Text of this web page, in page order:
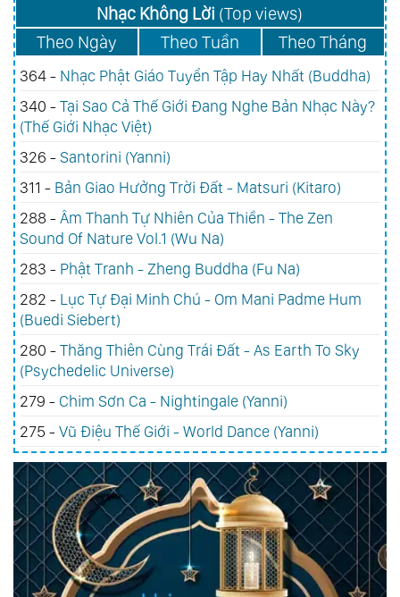
Nhạc Không Lời (Top views)
Theo Ngày
Theo Tuần Theo Tháng
364 - Nhạc Phật Giáo Tuyển Tập Hay Nhất (Buddha)
340 -Tại Sao Cả Thế Giới Đang Nghe Bản Nhạc Này?
(Thế Giới Nhạc Việt)
326 -Santorini (Yanni)
311 - Bản Giao Hưởng Trời Đất - Matsuri (Kitaro)
288 -Âm Thanh Tự Nhiên Của Thiền - The Zen
Sound Of Nature Vol.1 (Wu Na)
283 - Phật Tranh - Zheng Buddha (Fu Na)
282 - Lục Tự Đại Minh Chú - Om Mani Padme Hum
(Buedi Siebert)
280 -Thăng Thiên Cùng Trái Đất - As Earth To Sky
(Psychedelic Universe)
279 - Chim Sơn Ca - Nightingale (Yanni)
275 -Vũ Điệu Thế Giới - World Dance (Yanni)